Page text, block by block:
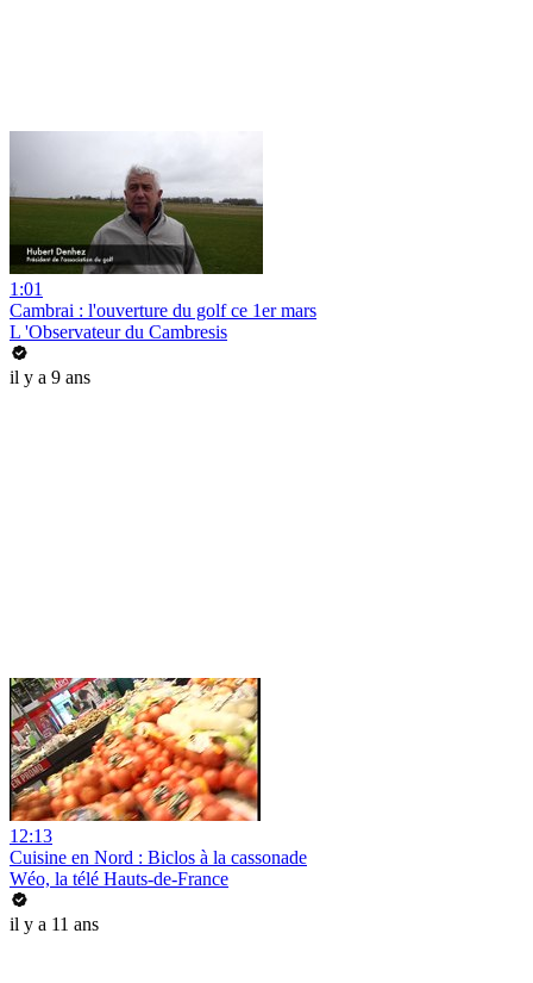
1:01
Cambrai : l'ouverture du golf ce 1er mars
L 'Observateur du Cambresis
il y a 9 ans
12:13
Cuisine en Nord : Biclos à la cassonade
Wéo, la télé Hauts-de-France
il y a 11 ans